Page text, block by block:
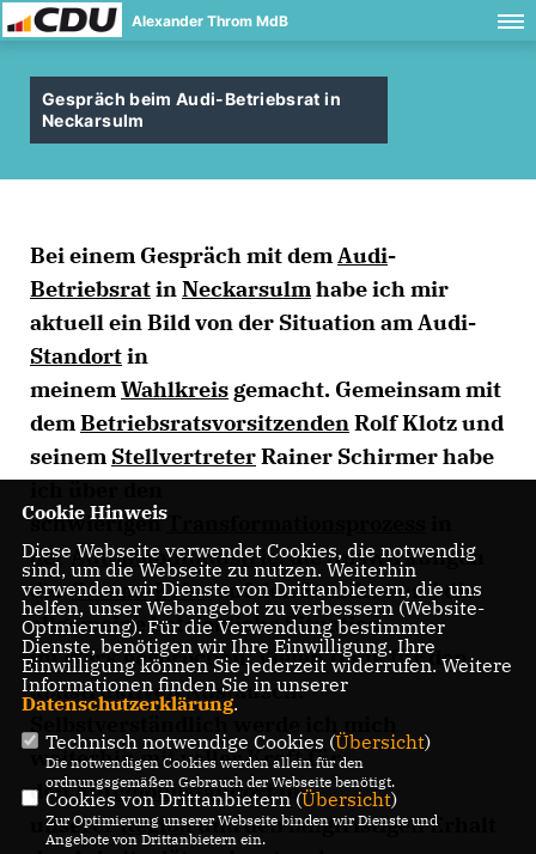
Alexander Throm MdB
Gespräch beim Audi-Betriebsrat in
Neckarsulm
Bei einem Gespräch mit demAudi-
BetriebsratinNeckarsulmhabe ich mir
aktuell ein Bild von der Situation am Audi-
Standortin
meinemWahlkreis gemacht. Gemeinsam mit
demBetriebsratsvorsitzendenRolf Klotz und
seinem StellvertreterRainer Schirmer habe
schwierigenTransformationsprozess
der Automobilindustrie, die Auswirkungen
derCorona-Kriseauf den Standort und die
allgemeine betriebliche Situation
imWerkgesprochen. Vielen Dank für den
konstruktiven Austausch!
weiterhin mit voller Kraft für
denAutomobilstandortin
unsererRegionund den langfristigen Erhalt
Cookie Hinweis
Diese Webseite verwendet Cookies, die notwendig
sind, um die Webseite zu nutzen. Weiterhin
verwenden wir Dienste von Drittanbietern, die uns
helfen, unser Webangebot zu verbessern (Website-
Optmierung). Für die Verwendung bestimmter
Dienste, benötigen wir Ihre Einwilligung. Ihre
Einwilligung können Sie jederzeit widerrufen. Weitere
Informationen finden Sie in unserer
Datenschutzerklärung.
Technisch notwendige Cookies (Übersicht)
Die notwendigen Cookies werden allein für den
ordnungsgemäßen Gebrauch der Webseite benötigt.
Cookies von Drittanbietern (Übersicht)
Zur Optimierung unserer Webseite binden wir Dienste und
Angebote von Drittanbietern ein.